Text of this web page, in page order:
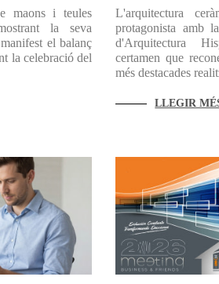
maons i teules
la seva
el balanç
la celebració del
L'arquitectura
protagonista amb
d'Arquitectura
certamen que
més destacades
LLEGIR